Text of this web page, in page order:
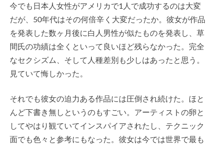
今でも日本人女性がアメリカで1人で成功するのは大変
だが、50年代はその何倍辛く大変だったか。彼女が作品
を発表した数ヶ月後に白人男性が似たものを発表し、草
間氏の功績は全くといって良いほど残らなかった。完全
なセクシズム、そして人種差別も少しはあったと思う。
見ていて悔しかった。
それでも彼女の迫力ある作品には圧倒され続けた。ほと
んど下書き無しというのもすごい。アーティストの卵と
してやはり観ていてインスパイアされたし、テクニック
面でも色々と参考にもなった。彼女は今では世界で最も